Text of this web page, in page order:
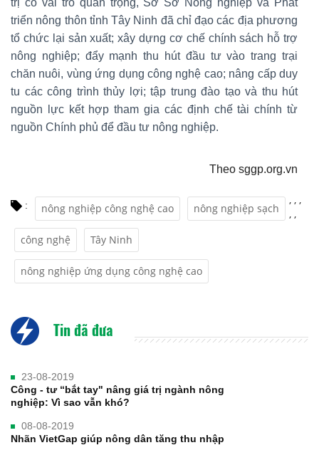
triển nông thôn tỉnh Tây Ninh đã chỉ đạo các địa phương
tổ chức lại sản xuất; xây dựng cơ chế chính sách hỗ trợ
nông nghiệp; đẩy mạnh thu hút đầu tư vào trang trại
chăn nuôi, vùng ứng dụng công nghệ cao; nâng cấp duy
tu các công trình thủy lợi; tập trung đào tạo và thu hút
nguồn lực kết hợp tham gia các định chế tài chính từ
nguồn Chính phủ để đầu tư nông nghiệp.
Theo sggp.org.vn
: nông nghiệp công nghệ cao
,
nông nghiệp sạch
,
công nghệ
,
Tây Ninh
,
nông nghiệp ứng dụng công nghệ cao
,
Tin đã đưa
23-08-2019
Công - tư “bắt tay" nâng giá trị ngành nông
nghiệp: Vì sao vẫn khó?
08-08-2019
Nhãn VietGap giúp nông dân tăng thu nhập